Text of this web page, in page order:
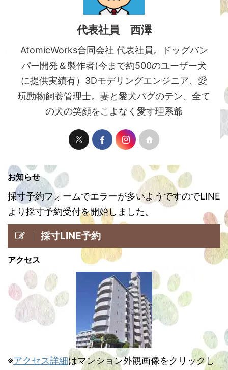
代表社員 西澤
AtomicWorks合同会社 代表社員。ドッグバン
パー開発＆製作者(今まで約500のユーザー犬
に提供実績有）3Dモデリングエンジニア、愛
玩動物飼養管理士。妻と愛犬パグのテン、全て
の犬の笑顔をこよなく愛す理系爺
お知らせ
採寸予約フォームでエラーが多いようですのでLINE
より採寸予約受付を開始しました。
採寸LINE予約
アクセス
※アクセス詳細はマンション外観画像をクリックし